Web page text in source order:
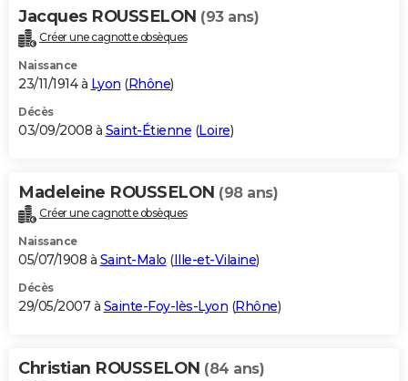
Jacques ROUSSELON (93 ans)
Créer une cagnotte obsèques
Naissance
23/11/1914 à Lyon (Rhône)
Décès
03/09/2008 à Saint-Étienne (Loire)
Madeleine ROUSSELON (98 ans)
Créer une cagnotte obsèques
Naissance
05/07/1908 à Saint-Malo (Ille-et-Vilaine)
Décès
29/05/2007 à Sainte-Foy-lès-Lyon (Rhône)
Christian ROUSSELON (84 ans)